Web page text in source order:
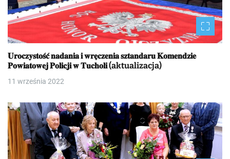
𝐔𝐫𝐨𝐜𝐳𝐲𝐬𝐭𝐨𝐬́𝐜́ 𝐧𝐚𝐝𝐚𝐧𝐢𝐚 𝐢 𝐰𝐫𝐞̨𝐜𝐳𝐞𝐧𝐢𝐚 𝐬𝐳𝐭𝐚𝐧𝐝𝐚𝐫𝐮 𝐊𝐨𝐦𝐞𝐧𝐝𝐳𝐢𝐞
𝐏𝐨𝐰𝐢𝐚𝐭𝐨𝐰𝐞𝐣 𝐏𝐨𝐥𝐢𝐜𝐣𝐢 𝐰 𝐓𝐮𝐜𝐡𝐨𝐥𝐢 (aktualizacja)
11 września 2022